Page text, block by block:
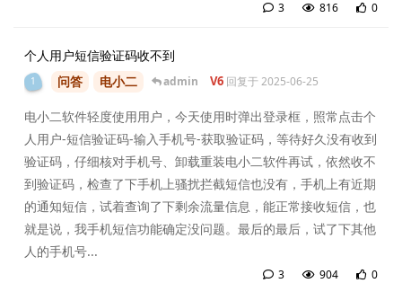
3 816 0
个人用户短信验证码收不到
1 问答 电小二 admin V6 回复于2025-06-25
电小二软件轻度使用用户，今天使用时弹出登录框，照常点击个
人用户-短信验证码-输入手机号-获取验证码，等待好久没有收到
验证码，仔细核对手机号、卸载重装电小二软件再试，依然收不
到验证码，检查了下手机上骚扰拦截短信也没有，手机上有近期
的通知短信，试着查询了下剩余流量信息，能正常接收短信，也
就是说，我手机短信功能确定没问题。最后的最后，试了下其他
人的手机号...
3 904 0